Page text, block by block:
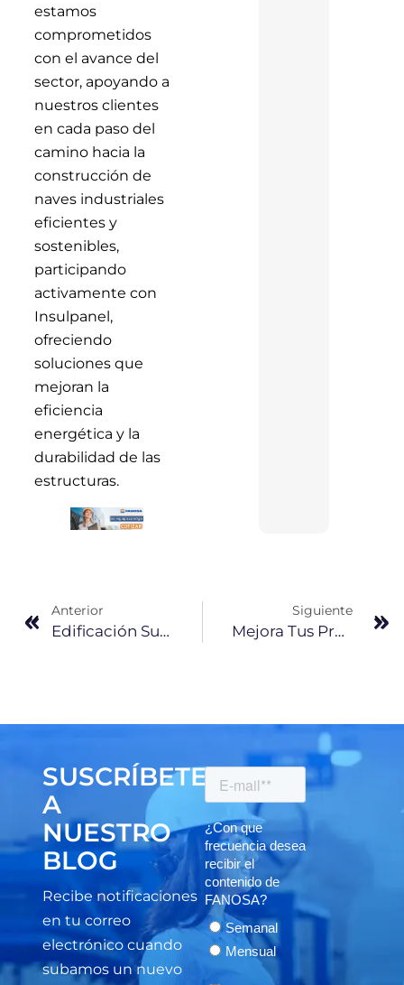
estamos
comprometidos
con el avance del
sector, apoyando a
nuestros clientes
en cada paso del
camino hacia la
construcción de
naves industriales
eficientes y
sostenibles,
participando
activamente con
Insulpanel,
ofreciendo
soluciones que
mejoran la
eficiencia
energética y la
durabilidad de las
estructuras.
Anterior
Edificación Sustentable En México: Una Necesidad Actual
Siguiente
Mejora Tus Proyectos Con Un Proveedor Estratégico
SUSCRÍBETE
A
NUESTRO
BLOG
Recibe notificaciones
en tu correo
electrónico cuando
subamos un nuevo